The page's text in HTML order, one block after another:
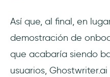
Así que, al final, en
demostración de
que acabaría siendo
usuarios,